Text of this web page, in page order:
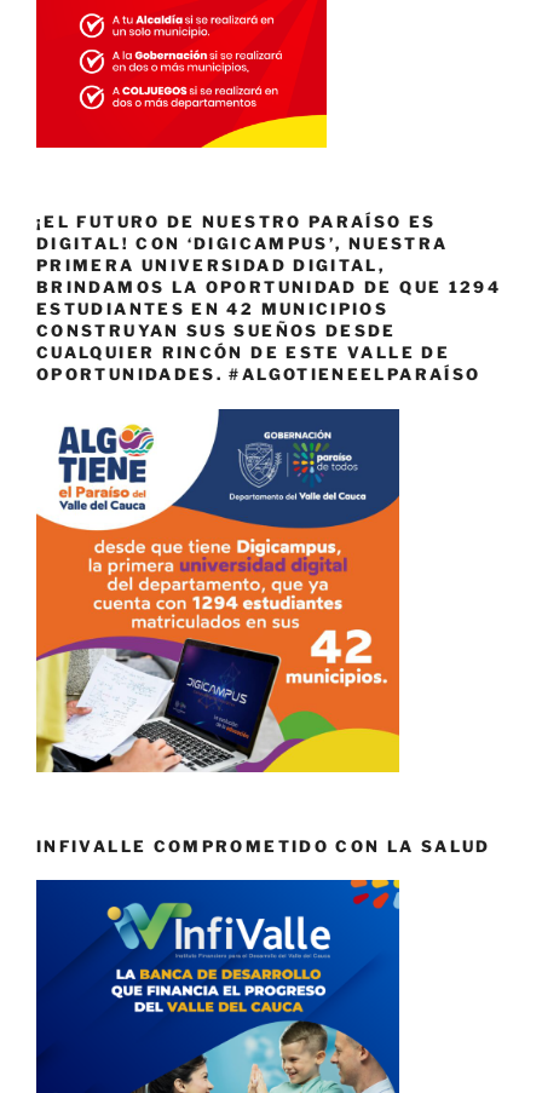
¡EL FUTURO DE NUESTRO PARAÍSO ES
DIGITAL! CON ‘DIGICAMPUS’, NUESTRA
PRIMERA UNIVERSIDAD DIGITAL,
BRINDAMOS LA OPORTUNIDAD DE QUE 1294
ESTUDIANTES EN 42 MUNICIPIOS
CONSTRUYAN SUS SUEÑOS DESDE
CUALQUIER RINCÓN DE ESTE VALLE DE
OPORTUNIDADES. #ALGOTIENEELPARAÍSO
INFIVALLE COMPROMETIDO CON LA SALUD